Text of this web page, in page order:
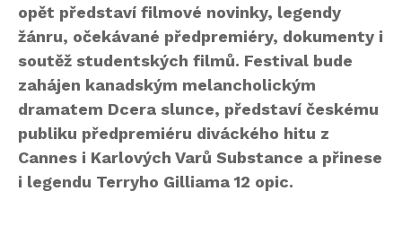
opět představí filmové novinky, legendy
žánru, očekávané předpremiéry, dokumenty i
soutěž studentských filmů. Festival bude
zahájen kanadským melancholickým
dramatem Dcera slunce, představí českému
publiku předpremiéru diváckého hitu z
Cannes i Karlových Varů Substance a přinese
i legendu Terryho Gilliama 12 opic.